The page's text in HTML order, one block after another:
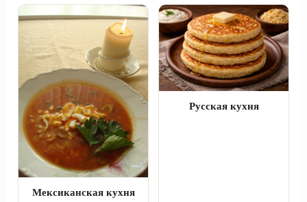
Мексиканская кухня
Русская кухня